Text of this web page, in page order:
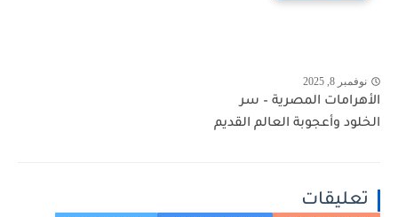
نوفمبر 8, 2025
الأهرامات المصرية – سر
الخلود وأعجوبة العالم القديم
تعليقات